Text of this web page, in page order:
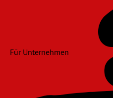
Für Unternehmen